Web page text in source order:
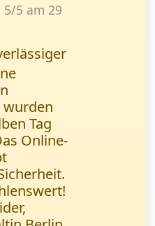
5/5 am 5
Lieferung
-
wir
Online-
Becker